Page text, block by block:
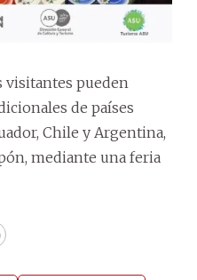
visitantes pueden
de países
Chile y Argentina,
mediante una feria